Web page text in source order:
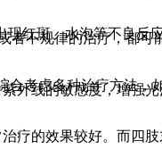
红斑、水泡等不良反
不规律的治疗，都
考虑多种治疗方法
外线的敏感度，增强
疗的效果较好。而四